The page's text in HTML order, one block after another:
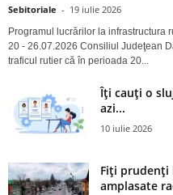
Sebitoriale - 19 iulie 2026
Programul lucrărilor la infrastructura
20 - 26.07.2026 Consiliul Judeţean
traficul rutier că în perioada 20...
Îți cauți o
azi...
10 iulie 2026
Fiți prudenți
amplasate